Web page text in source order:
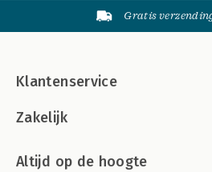
Gratis
Klantenservice
Zakelijk
Altijd op de hoogte